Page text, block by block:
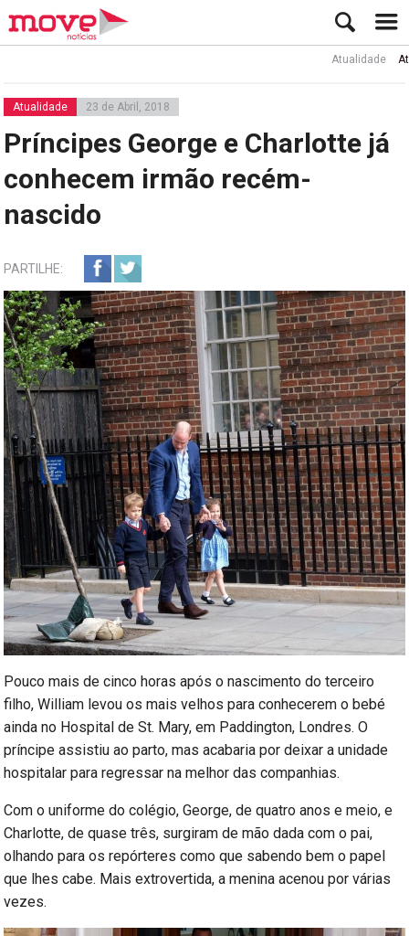
Atualidade Ator
Atualidade 23 de Abril, 2018
Príncipes George e Charlotte já
conhecem irmão recém-
nascido
PARTILHE:
Pouco mais de cinco horas após o nascimento do terceiro
filho, William levou os mais velhos para conhecerem o bebé
ainda no Hospital de St. Mary, em Paddington, Londres. O
príncipe assistiu ao parto, mas acabaria por deixar a unidade
hospitalar para regressar na melhor das companhias.
Com o uniforme do colégio, George, de quatro anos e meio, e
Charlotte, de quase três, surgiram de mão dada com o pai,
olhando para os repórteres como que sabendo bem o papel
que lhes cabe. Mais extrovertida, a menina acenou por várias
vezes.